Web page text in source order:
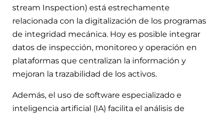
stream Inspection) está estrechamente
relacionada con la digitalización de los programas
de integridad mecánica. Hoy es posible integrar
datos de inspección, monitoreo y operación en
plataformas que centralizan la información y
mejoran la trazabilidad de los activos.
Además, el uso de software especializado e
inteligencia artificial (IA) facilita el análisis de